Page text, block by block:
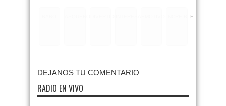
INCREIBLE
DEJANOS TU COMENTARIO
RADIO EN VIVO